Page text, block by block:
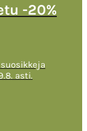
-20%
asti.